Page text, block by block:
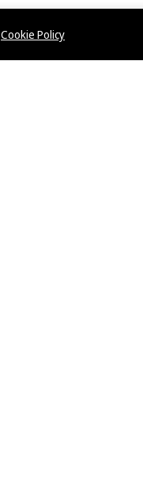
Cookie Policy